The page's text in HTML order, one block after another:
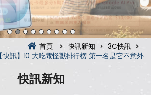
首頁 快訊新知
3C快訊
【快訊】10 大吃電怪獸排行榜 第一名是它不意外
快訊新知